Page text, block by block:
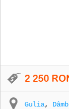
Gulia,